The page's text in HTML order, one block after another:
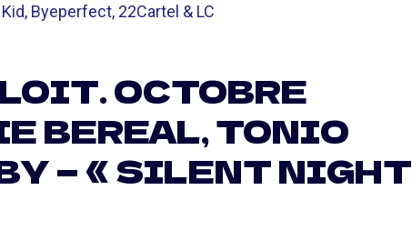
Byeperfect, 22Cartel & LC
OCTOBRE
BEREAL, TONIO
— « SILENT NIGHT